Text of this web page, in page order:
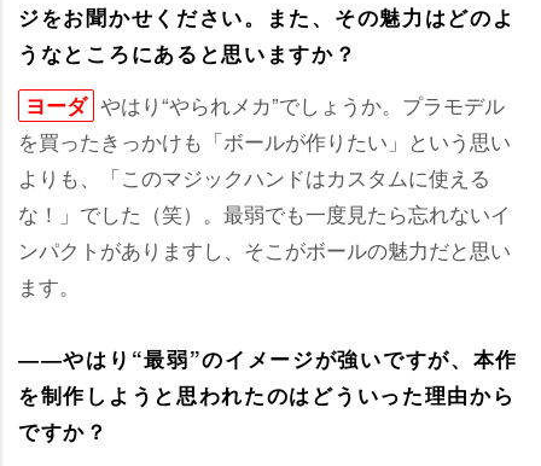
ジをお聞かせください。また、その魅力はどのよ
うなところにあると思いますか？
ヨーダ はり“やられメカ”でしょうか。プラモデル
を買ったきっかけも「ボールが作りたい」という思い
よりも、「このマジックハンドはカスタムに使える
な！」でした（笑）。最弱でも一度見たら忘れないイ
ンパクトがありますし、そこがボールの魅力だと思い
ます。
――やはり“最弱”のイメージが強いですが、本作
を制作しようと思われたのはどういった理由から
ですか？